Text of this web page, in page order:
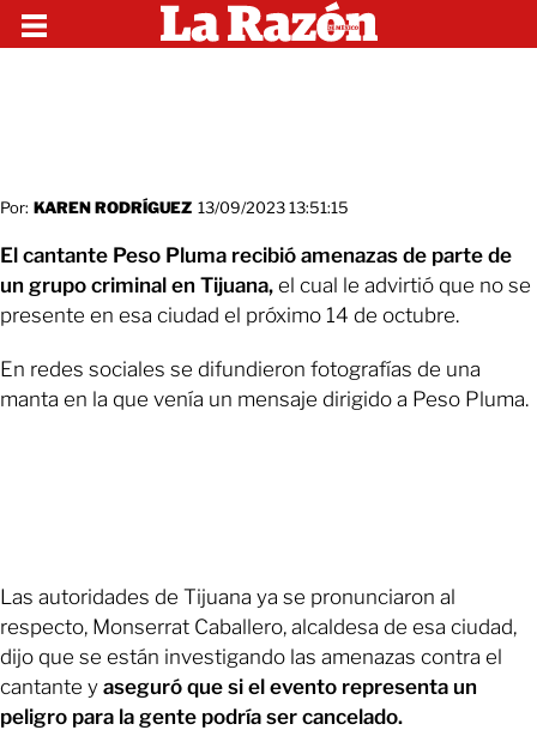
Por: KAREN RODRÍGUEZ 13/09/2023 13:51:15
El cantante Peso Pluma recibió amenazas de parte de
un grupo criminal en Tijuana, el cual le advirtió que no se
presente en esa ciudad el próximo 14 de octubre.
En redes sociales se difundieron fotografías de una
manta en la que venía un mensaje dirigido a Peso Pluma.
Las autoridades de Tijuana ya se pronunciaron al
respecto, Monserrat Caballero, alcaldesa de esa ciudad,
dijo que se están investigando las amenazas contra el
cantante y aseguró que si el evento representa un
peligro para la gente podría ser cancelado.